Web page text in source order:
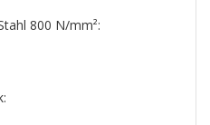
800 N/mm²: